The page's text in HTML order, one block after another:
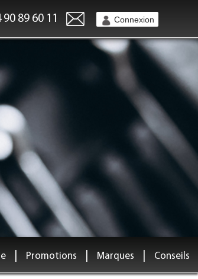
Connexion
90 89 60 11
Promotions Marques Conseils